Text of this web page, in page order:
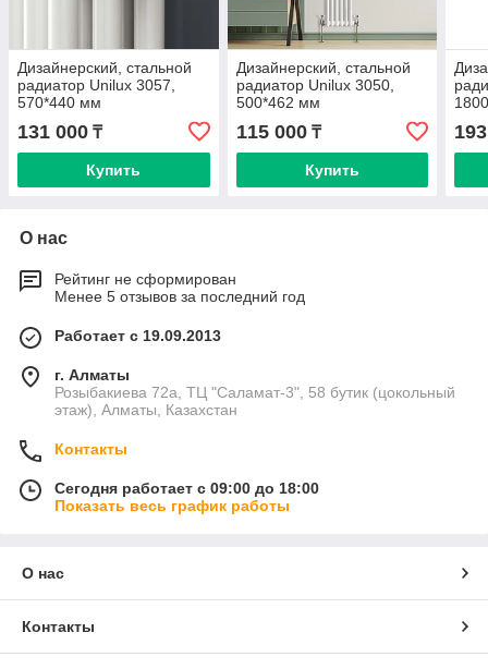
Дизайнерский, стальной
радиатор Unilux 3057,
570*440 мм
131 000 ₸
Купить
Дизайнерский, стальной
радиатор Unilux 3050,
500*462 мм
115 000₸
Купить
О нас
Рейтинг не сформирован
Менее 5 отзывов за последний год
Работает с 19.09.2013
г. Алматы
Розыбакиева 72а, ТЦ "Саламат-3", 58 бутик (цокольный
этаж), Алматы, Казахстан
Контакты
Сегодня работает с 09:00 до 18:00
Показать весь график работы
О нас
Контакты